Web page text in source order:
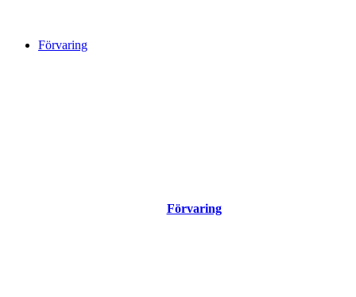
Förvaring
Förvaring